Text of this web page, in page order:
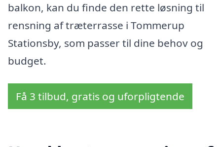
balkon, kan du finde den rette løsning til
rensning af træterrasse i Tommerup
Stationsby, som passer til dine behov og
budget.
Få 3 tilbud, gratis og uforpligtende